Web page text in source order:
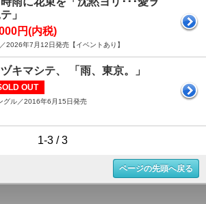
」
円(内税)
2026年7月12日発売【イベントあり】
キマシテ、 「雨、東京。」
OUT
グル／2016年6月15日発売
1-3 / 3
ページの先頭へ戻る